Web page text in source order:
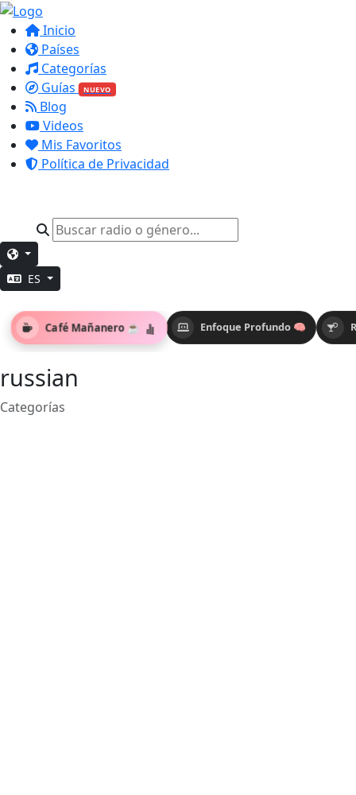
Inicio
Países
Categorías
Guías
NUEVO
Blog
Videos
Mis Favoritos
Política de Privacidad
ES
Café Mañanero ☕ Enfoque Profundo 🧠
russian
Categorías